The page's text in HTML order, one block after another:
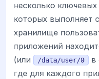
несколько
которых выполняет
хранилище
приложений
(или /data/user/0
в
где для каждого